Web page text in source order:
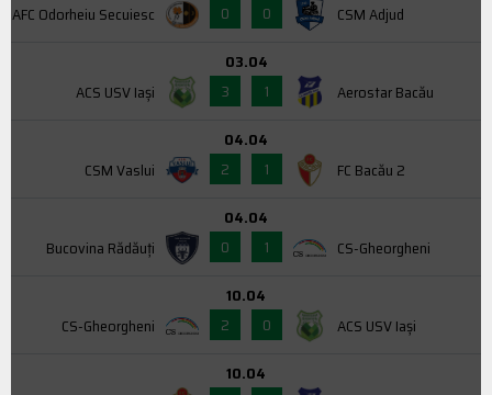
AFC Odorheiu Secuiesc
0
0 CSM Adjud
ACS USV Iaşi
03.04
3
1 Aerostar Bacău
CSM Vaslui
04.04
2
1 FC Bacău 2
Bucovina Rădăuți
04.04
0
1 CS-Gheorgheni
CS-Gheorgheni
10.04
2
0 ACS USV Iaşi
10.04